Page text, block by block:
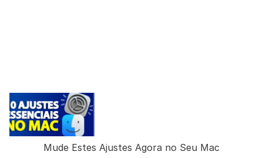
Mude Estes Ajustes Agora no Seu Mac